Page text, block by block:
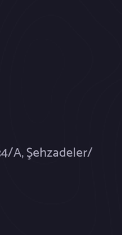
A, Şehzadeler/